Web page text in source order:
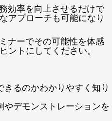
効率を向上させるだけで
アプローチも可能になり
ナーでその可能性を体感
ントにしてください。
るのかわかりやすく知り
デモンストレーションを